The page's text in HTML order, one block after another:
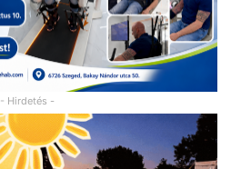
- Hirdetés -